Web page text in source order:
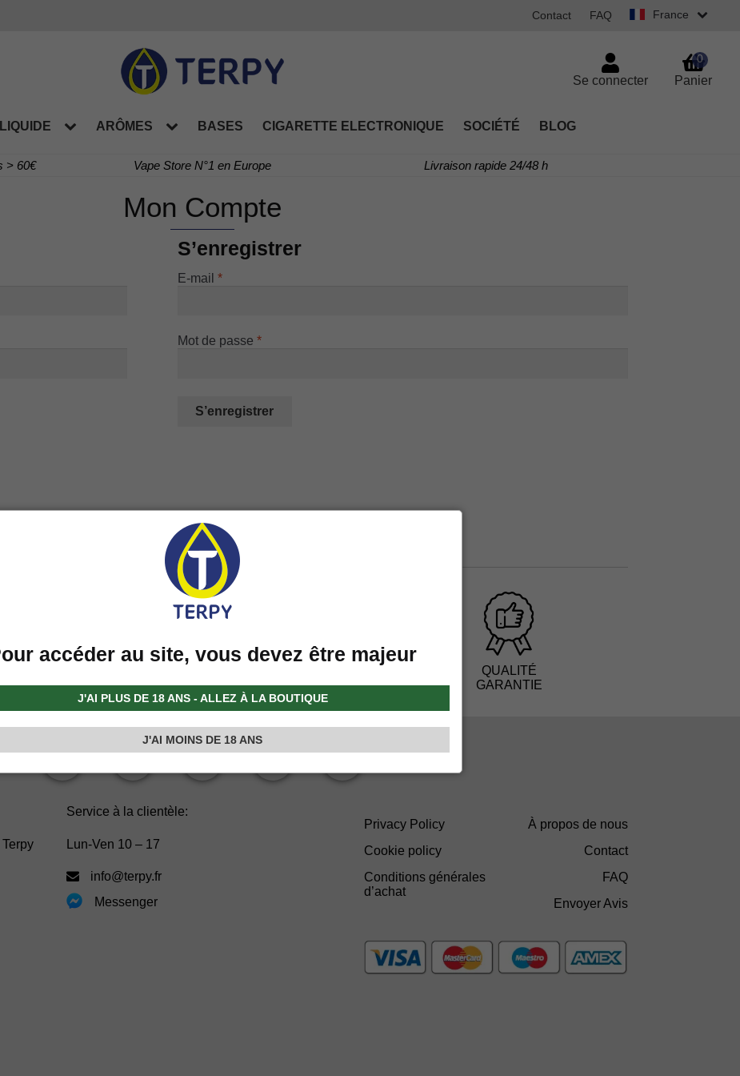
France
Contact FAQ
ARÔMES BASES CIGARETTE ELECTRONIQUE SOCIÉTÉ BLOG
Se connecter Panier
0
> 60€ Vape Store N°1 en Europe Livraison rapide 24/48 h
Mon Compte
S’enregistrer
E-mail *Obligatoire
Mot de passe *Obligatoire
S’enregistrer
EXPRESS
ANONYME
QUALITÉ
GARANTIE
Service à la clientèle:
Lun-Ven 10 – 17
info@terpy.fr
Messenger
Privacy Policy
Cookie policy
Conditions générales
d’achat
À propos de nous
Contact
FAQ
Envoyer Avis
accéder au site, vous devez être majeur
J'AI PLUS DE 18 ANS - ALLEZ À LA BOUTIQUE
J'AI MOINS DE 18 ANS